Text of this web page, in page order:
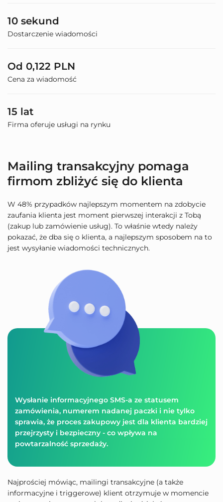
10 sekund
Dostarczenie wiadomości
Od 0,122 PLN
Cena za wiadomość
15 lat
Firma oferuje usługi na rynku
Mailing transakcyjny pomaga
firmom zbliżyć się do klienta
W 48% przypadków najlepszym momentem na zdobycie
zaufania klienta jest moment pierwszej interakcji z Tobą
(zakup lub zamówienie usług). To właśnie wtedy należy
pokazać, że dba się o klienta, a najlepszym sposobem na to
jest wysyłanie wiadomości technicznych.
Wysłanie informacyjnego SMS-a ze statusem
zamówienia, numerem nadanej paczki i nie tylko
sprawia, że proces zakupowy jest dla klienta bardziej
przejrzysty i bezpieczny - co wpływa na
powtarzalność sprzedaży.
Najprościej mówiąc, mailingi transakcyjne (a także
informacyjne i triggerowe) klient otrzymuje w momencie